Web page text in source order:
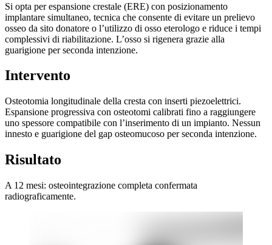
Si opta per espansione crestale (ERE) con posizionamento
implantare simultaneo, tecnica che consente di evitare un prelievo
osseo da sito donatore o l’utilizzo di osso eterologo e riduce i tempi
complessivi di riabilitazione. L’osso si rigenera grazie alla
guarigione per seconda intenzione.
Intervento
Osteotomia longitudinale della cresta con inserti piezoelettrici.
Espansione progressiva con osteotomi calibrati fino a raggiungere
uno spessore compatibile con l’inserimento di un impianto. Nessun
innesto e guarigione del gap osteomucoso per seconda intenzione.
Risultato
A 12 mesi: osteointegrazione completa confermata
radiograficamente.